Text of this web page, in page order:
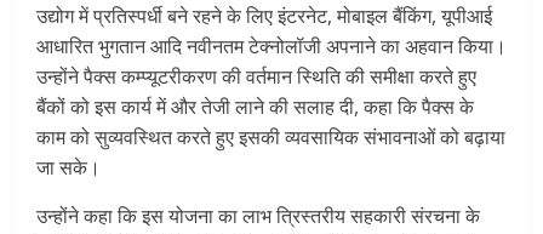
उद्योग में प्रतिस्पर्धी बने रहने के लिए इंटरनेट, मोबाइल बैंकिंग, यूपीआई
आधारित भुगतान आदि नवीनतम टेक्नोलॉजी अपनाने का अहवान किया।
उन्होंने पैक्स कम्प्यूटरीकरण की वर्तमान स्थिति की समीक्षा करते हुए
बैंकों को इस कार्य में और तेजी लाने की सलाह दी, कहा कि पैक्स के
काम को सुव्यवस्थित करते हुए इसकी व्यवसायिक संभावनाओं को बढ़ाया
जा सके।
उन्होंने कहा कि इस योजना का लाभ त्रिस्तरीय सहकारी संरचना के